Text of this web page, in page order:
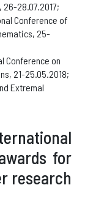
28.07.2017;
Conference of
25-
Conference on
21-25.05.2018;
Extremal
for
research